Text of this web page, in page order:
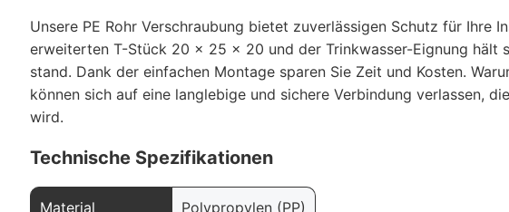
Unsere PE Rohr Verschraubung bietet zuverlässigen Schutz für Ihre
erweiterten T-Stück 20 x 25 x 20 und der Trinkwasser-Eignung hält
stand. Dank der einfachen Montage sparen Sie Zeit und Kosten.
können sich auf eine langlebige und sichere Verbindung verlassen,
wird.
Technische Spezifikationen
Material Polypropylen (PP)